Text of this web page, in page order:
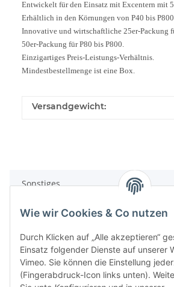
Entwickelt für den Einsatz mit Excentern mit 5
Erhältlich in den Körnungen von P40 bis P800.
Innovative und wirtschaftliche 25er-Packung
50er-Packung für P80 bis P800.
Einzigartiges Preis-Leistungs-Verhältnis.
Mindestbestellmenge ist eine Box.
Versandgewicht:
Sonstiges
PDF
Wie wir Cookies & Co nutzen
Durch Klicken auf „Alle akzeptieren“
Einsatz folgender Dienste auf unserer
Vimeo. Sie können die Einstellung
(Fingerabdruck-Icon links unten).